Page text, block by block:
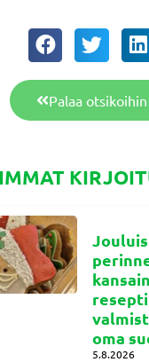
Palaa otsikoihin
oma
5.8.2026